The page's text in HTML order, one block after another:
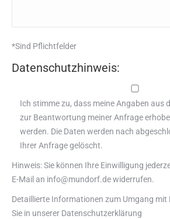
*Sind Pflichtfelder
Datenschutzhinweis:
Ich stimme zu, dass meine Angaben aus
zur Beantwortung meiner Anfrage
werden. Die Daten werden nach
Ihrer Anfrage gelöscht.
Hinweis: Sie können Ihre Einwilligung
E-Mail an info@mundorf.de widerrufen.
Detaillierte Informationen zum Umgang
Sie in unserer Datenschutzerklärung